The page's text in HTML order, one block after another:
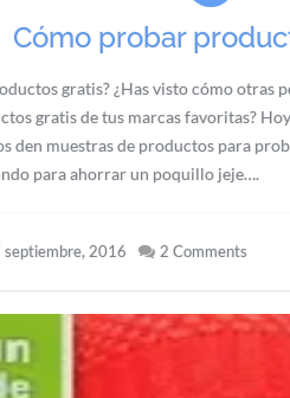
Cómo probar
gratis? ¿Has visto cómo otras
gratis de tus marcas favoritas?
den muestras de productos para
para ahorrar un poquillo jeje….
septiembre, 2016 2 Comments